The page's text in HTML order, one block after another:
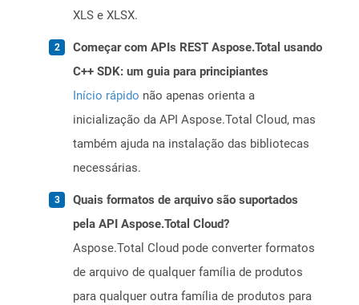
XLS e XLSX.
Começar com APIs REST Aspose.Total usando
C++ SDK: um guia para principiantes
Início rápido não apenas orienta a
inicialização da API Aspose.Total Cloud, mas
também ajuda na instalação das bibliotecas
necessárias.
Quais formatos de arquivo são suportados
pela API Aspose.Total Cloud?
Aspose.Total Cloud pode converter formatos
de arquivo de qualquer família de produtos
para qualquer outra família de produtos para